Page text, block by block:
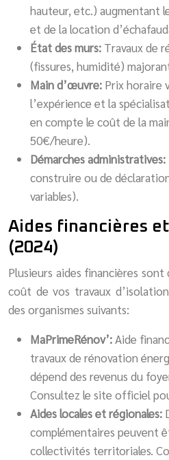
hauteur, etc.) augmentant
et de la location
État des murs: Travaux de
(fissures, humidité)
Main d’œuvre: Prix horaire
l’expérience et la
en compte le coût de la
50€/heure).
Démarches administratives:
construire ou de
variables).
Aides financières
(2024)
Plusieurs aides financières
coût de vos travaux
des organismes suivants:
MaPrimeRénov’:Aide
travaux de rénovation
dépend des revenus du
Consultez le site officiel
Aides locales et régionales:
complémentaires peuvent
collectivités territoriales.